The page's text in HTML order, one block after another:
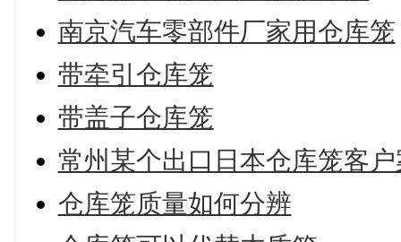
南京汽车零部件厂家用仓库笼
带牵引仓库笼
带盖子仓库笼
常州某个出口日本仓库笼客
仓库笼质量如何分辨